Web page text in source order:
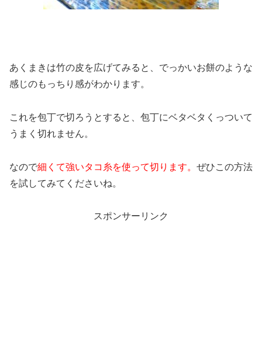
あくまきは竹の皮を広げてみると、でっかいお餅のような
感じのもっちり感がわかります。
これを包丁で切ろうとすると、包丁にベタベタくっついて
うまく切れません。
なので細くて強いタコ糸を使って切ります。 ぜひこの方法
を試してみてくださいね。
スポンサーリンク